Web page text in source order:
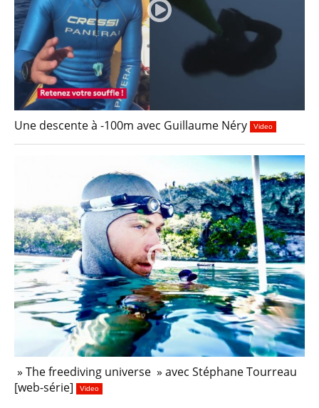
Une descente à -100m avec Guillaume Néry Video
» The freediving universe » avec Stéphane Tourreau
[web-série]
Video